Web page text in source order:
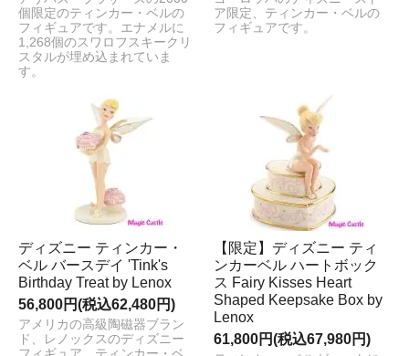
個限定のティンカー・ベルの
フィギュアです。エナメルに
1,268個のスワロフスキークリ
スタルが埋め込まれていま
す。
ア限定、ティンカー・ベルの
フィギュアです。
ディズニー ティンカー・
ベル バースデイ 'Tink's
Birthday Treat by Lenox
56,800円(税込62,480円)
アメリカの高級陶磁器ブラン
ド、レノックスのディズニー
【限定】ディズニー ティ
ンカーベル ハートボック
ス Fairy Kisses Heart
Shaped Keepsake Box by
Lenox
61,800円(税込67,980円)